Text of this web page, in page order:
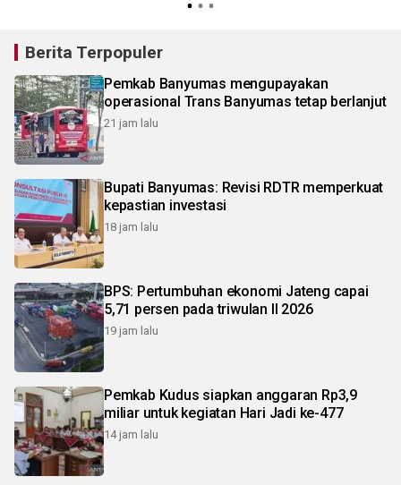
Berita Terpopuler
Pemkab Banyumas mengupayakan
operasional Trans Banyumas tetap berlanjut
21 jam lalu
Bupati Banyumas: Revisi RDTR memperkuat
kepastian investasi
18 jam lalu
BPS: Pertumbuhan ekonomi Jateng capai
5,71 persen pada triwulan II 2026
19 jam lalu
Pemkab Kudus siapkan anggaran Rp3,9
miliar untuk kegiatan Hari Jadi ke-477
14 jam lalu